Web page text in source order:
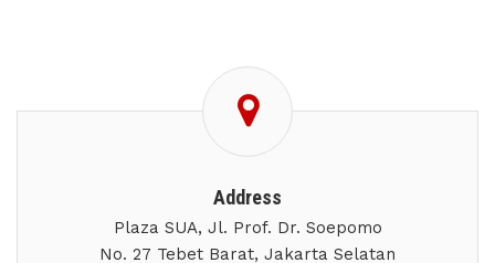
Address
Plaza SUA, Jl. Prof. Dr. Soepomo
No. 27 Tebet Barat, Jakarta Selatan